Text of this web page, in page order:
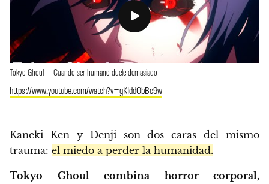
Tokyo Ghoul — Cuando ser humano duele demasiado
https://www.youtube.com/watch?v=gKIddObBc9w
Kaneki Ken y Denji son dos caras del mismo
trauma: el miedo a perder la humanidad.
Tokyo Ghoul combina horror corporal,